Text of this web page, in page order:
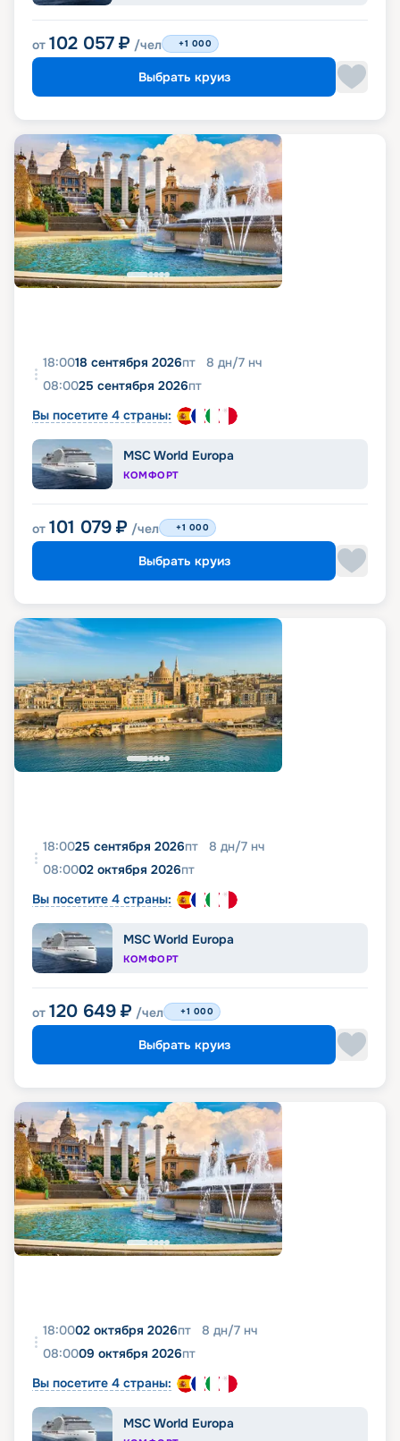
от 102 057 ₽ /чел +1 000
Выбрать круиз
18:0018 сентября 2026пт 8 дн/7 нч
08:0025 сентября 2026пт
Вы посетите 4 страны:
MSC World Europa
КОМФОРТ
от 101 079 ₽ /чел +1 000
Выбрать круиз
18:0025 сентября 2026пт 8 дн/7 нч
08:0002 октября 2026пт
Вы посетите 4 страны:
MSC World Europa
КОМФОРТ
от 120 649 ₽ /чел +1 000
Выбрать круиз
18:0002 октября 2026пт 8 дн/7 нч
08:0009 октября 2026пт
Вы посетите 4 страны:
MSC World Europa